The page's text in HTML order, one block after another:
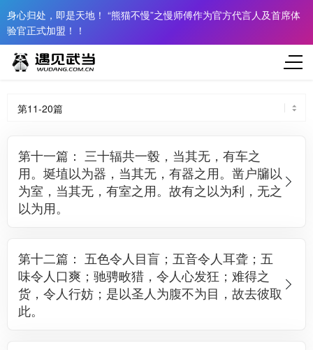
身心归处，即是天地！ “熊猫不慢”之慢师傅作为官方代言人及首席体
验官正式加盟！！
第十一篇： 三十辐共一毂，当其无，有车之
用。埏埴以为器，当其无，有器之用。凿户牖以
为室，当其无，有室之用。故有之以为利，无之
以为用。
第十二篇： 五色令人目盲；五音令人耳聋；五
味令人口爽；驰骋畋猎，令人心发狂；难得之
货，令人行妨；是以圣人为腹不为目，故去彼取
此。